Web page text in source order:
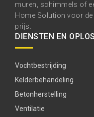
muren, schimmels of
Home Solution voor
prijs.
DIENSTEN EN
Vochtbestrijding
Kelderbehandeling
Betonherstelling
Ventilatie